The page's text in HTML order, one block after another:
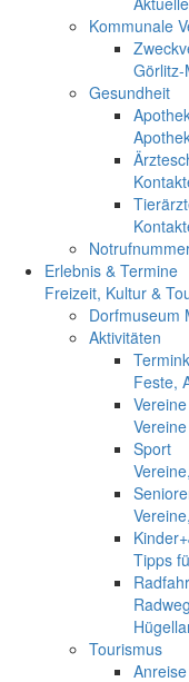
Kommunale
Gesundheit
Erlebnis & Termine
Freizeit, Kultur &
Dorfmuseum
Aktivitäten
Feste,
Vereine
Sport
Tipps
Tourismus
Anreise